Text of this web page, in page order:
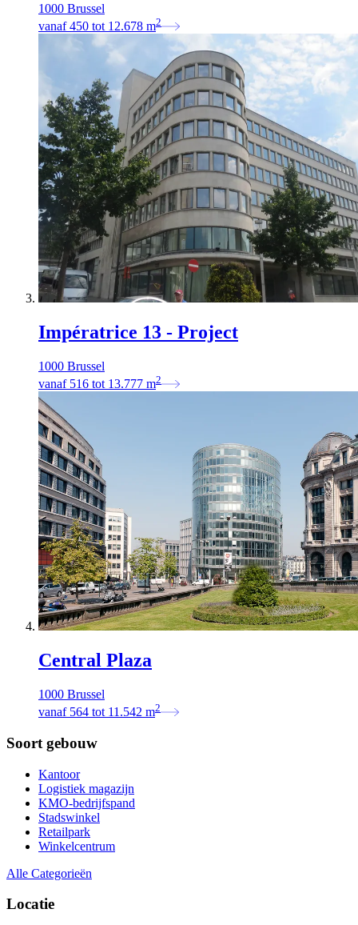
1000 Brussel
vanaf 450 tot 12.678 m2
Impératrice 13 - Project
1000 Brussel
vanaf 516 tot 13.777 m2
Central Plaza
1000 Brussel
vanaf 564 tot 11.542 m2
Soort gebouw
Kantoor
Logistiek magazijn
KMO-bedrijfspand
Stadswinkel
Retailpark
Winkelcentrum
Alle Categorieën
Locatie